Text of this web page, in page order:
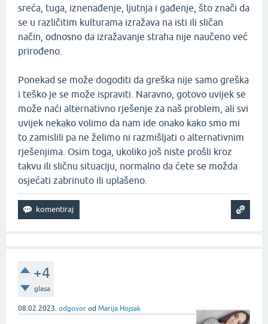
sreća, tuga, iznenađenje, ljutnja i gađenje, što znači da
se u različitim kulturama izražava na isti ili sličan
način, odnosno da izražavanje straha nije naučeno već
prirođeno.
Ponekad se može dogoditi da greška nije samo greška
i teško je se može ispraviti. Naravno, gotovo uvijek se
može naći alternativno rješenje za naš problem, ali svi
uvijek nekako volimo da nam ide onako kako smo mi
to zamislili pa ne želimo ni razmišljati o alternativnim
rješenjima. Osim toga, ukoliko još niste prošli kroz
takvu ili sličnu situaciju, normalno da ćete se možda
osjećati zabrinuto ili uplašeno.
+4
glasa
08.02.2023. odgovor od Marija Hojsak